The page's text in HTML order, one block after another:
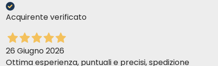
Acquirente verificato
26 Giugno 2026
Ottima esperienza, puntuali e precisi, spedizione